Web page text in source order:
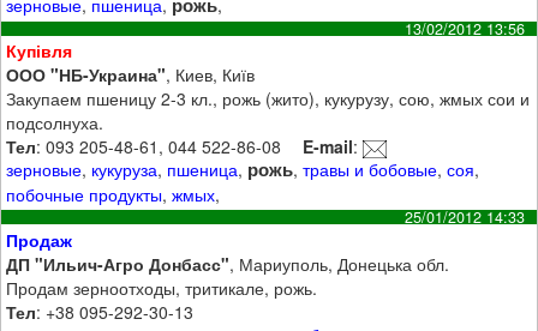
13/02/2012 13:56
Купівля
ООО "НБ-Украина", Киев, Київ
Закупаем пшеницу 2-3 кл., рожь (жито), кукурузу, сою, жмых сои и
подсолнуха.
Тел: 093 205-48-61, 044 522-86-08 E-mail:
зерновые, кукуруза, пшеница, рожь,травы и бобовые,соя,
побочные продукты,жмых,
25/01/2012 14:33
Продаж
ДП "Ильич-Агро Донбасс", Мариуполь, Донецька обл.
Продам зерноотходы, тритикале, рожь.
Тел: +38 095-292-30-13